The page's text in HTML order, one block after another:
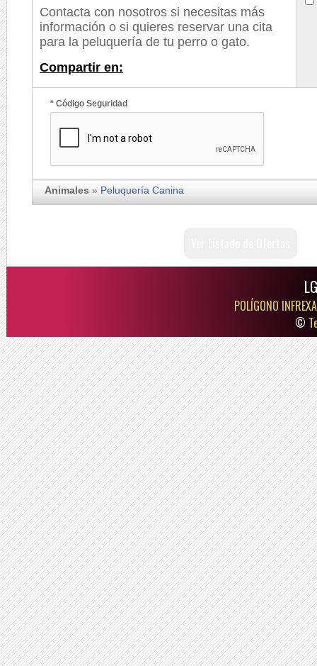
Contacta con nosotros si necesitas más
información o si quieres reservar una cita
para la peluquería de tu perro o gato.
Compartir en:
* Código Seguridad
Animales » Peluquería Canina
POLÍGONO
©